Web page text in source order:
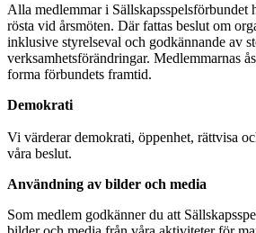
Alla medlemmar i Sällskapsspelsförbundet
rösta vid årsmöten. Där fattas beslut om
inklusive styrelseval och godkännande av
verksamhetsförändringar. Medlemmarnas
forma förbundets framtid.
Demokrati
Vi värderar demokrati, öppenhet, rättvisa
våra beslut.
Användning av bilder och media
Som medlem godkänner du att